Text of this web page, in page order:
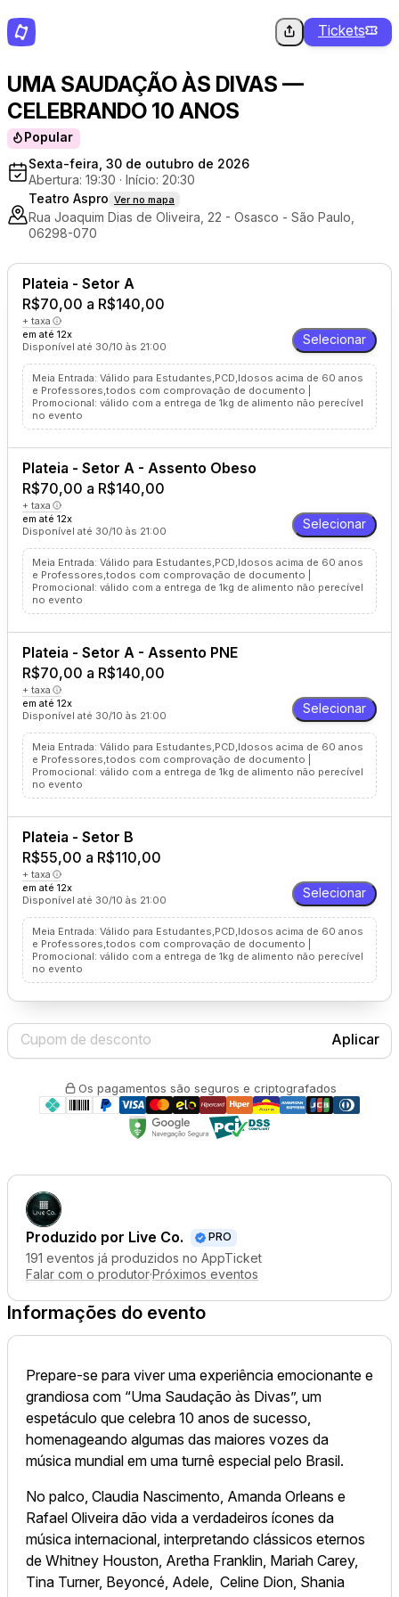
Tickets
UMA SAUDAÇÃO ÀS DIVAS —
CELEBRANDO 10 ANOS
Popular
Sexta-feira, 30 de outubro de 2026
Abertura: 19:30 · Início: 20:30
Teatro Aspro Ver no mapa
Rua Joaquim Dias de Oliveira, 22 - Osasco - São Paulo,
06298-070
Produzido por Live Co. PRO
191 eventos já produzidos no AppTicket
Falar com o produtor·Próximos eventos
Informações do evento
Prepare-se para viver uma experiência emocionante e
grandiosa com “Uma Saudação às Divas”, um
espetáculo que celebra 10 anos de sucesso,
homenageando algumas das maiores vozes da
música mundial em uma turnê especial pelo Brasil.
No palco, Claudia Nascimento, Amanda Orleans e
Rafael Oliveira dão vida a verdadeiros ícones da
música internacional, interpretando clássicos eternos
de Whitney Houston, Aretha Franklin, Mariah Carey,
Tina Turner, Beyoncé, Adele, Celine Dion, Shania
Plateia - Setor A
R$70,00 a R$140,00
+ taxa
em até 12x
Disponível até 30/10 às 21:00
Selecionar
Meia Entrada: Válido para Estudantes,PCD,Idosos acima de 60 anos
e Professores,todos com comprovação de documento |
Promocional: válido com a entrega de 1kg de alimento não perecível
no evento
Plateia - Setor A - Assento Obeso
R$70,00 a R$140,00
+ taxa
em até 12x
Disponível até 30/10 às 21:00
Selecionar
Meia Entrada: Válido para Estudantes,PCD,Idosos acima de 60 anos
e Professores,todos com comprovação de documento |
Promocional: válido com a entrega de 1kg de alimento não perecível
no evento
Plateia - Setor A - Assento PNE
R$70,00 a R$140,00
+ taxa
em até 12x
Disponível até 30/10 às 21:00
Selecionar
Meia Entrada: Válido para Estudantes,PCD,Idosos acima de 60 anos
e Professores,todos com comprovação de documento |
Promocional: válido com a entrega de 1kg de alimento não perecível
no evento
Plateia - Setor B
R$55,00 a R$110,00
+ taxa
em até 12x
Disponível até 30/10 às 21:00
Selecionar
Meia Entrada: Válido para Estudantes,PCD,Idosos acima de 60 anos
e Professores,todos com comprovação de documento |
Promocional: válido com a entrega de 1kg de alimento não perecível
no evento
Aplicar
Os pagamentos são seguros e criptografados